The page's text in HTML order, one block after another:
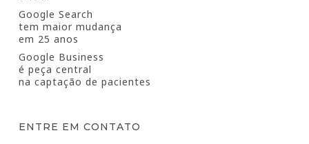
Google Search
tem maior mudança
em 25 anos
Google Business
é peça central
na captação de pacientes
ENTRE EM CONTATO